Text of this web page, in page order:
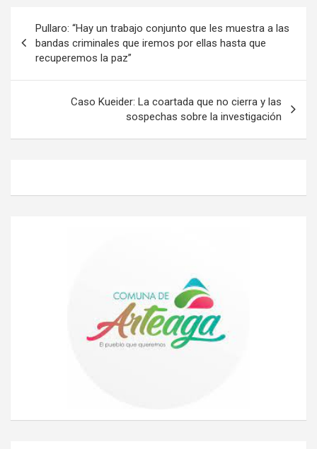
de
entradas
Pullaro: “Hay un trabajo conjunto que les muestra a las
bandas criminales que iremos por ellas hasta que
recuperemos la paz”
Caso Kueider: La coartada que no cierra y las
sospechas sobre la investigación